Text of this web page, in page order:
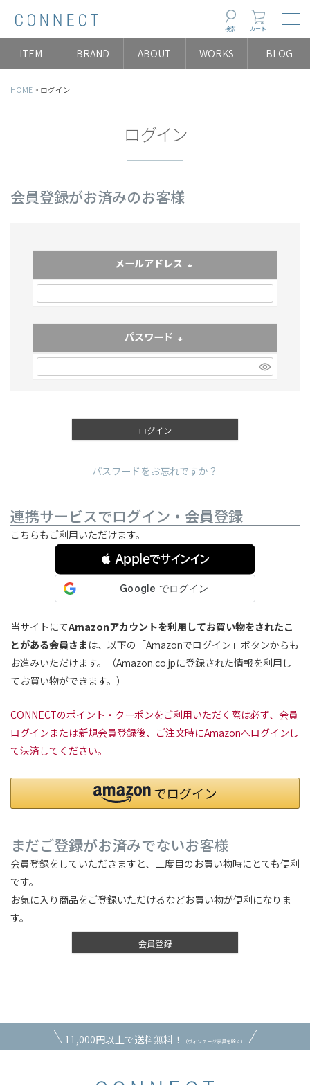
検索 カート
ITEM BRAND ABOUT WORKS BLOG
HOME ログイン
ログイン
会員登録がお済みのお客様
メールアドレス
(必須)
パスワード
(必須)
ログイン
パスワードをお忘れですか？
連携サービスでログイン・会員登録
こちらもご利用いただけます。
 Appleでサインイン
当サイトにてAmazonアカウントを利用してお買い物をされたこ
とがある会員さま は、以下の「Amazonでログイン」ボタンからも
お進みいただけます。（Amazon.co.jpに登録された情報を利用し
てお買い物ができます。）
CONNECTのポイント・クーポンをご利用いただく際は必ず、会員
ログインまたは新規会員登録後、ご注文時にAmazonへログインし
て決済してください。
まだご登録がお済みでないお客様
会員登録をしていただきますと、二度目のお買い物時にとても便利
です。
お気に入り商品をご登録いただけるなどお買い物が便利になりま
す。
会員登録
11,000円以上で送料無料！ （ヴィンテージ家具を除く）